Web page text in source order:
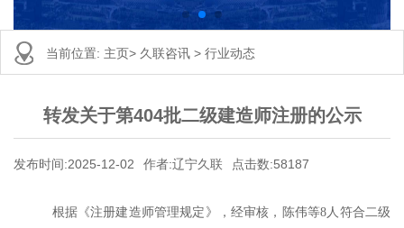
当前位置: 主页> 久联咨讯 > 行业动态
转发关于第404批二级建造师注册的公示
发布时间:2025-12-02 作者:辽宁久联 点击数:58187
根据《注册建造师管理规定》，经审核，陈伟等8人符合二级